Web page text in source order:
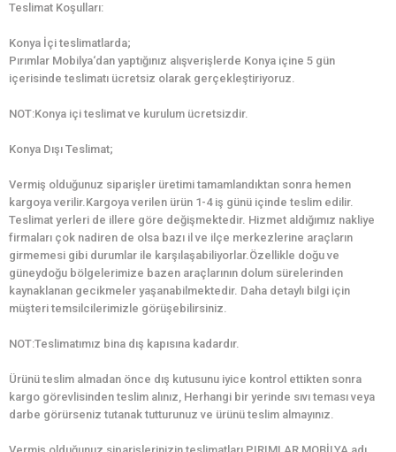
Teslimat Koşulları:
Konya İçi teslimatlarda;
Pırımlar Mobilya‘dan yaptığınız alışverişlerde Konya içine 5 gün
içerisinde teslimatı ücretsiz olarak gerçekleştiriyoruz.
NOT:Konya içi teslimat ve kurulum ücretsizdir.
Konya Dışı Teslimat;
Vermiş olduğunuz siparişler üretimi tamamlandıktan sonra hemen
kargoya verilir.Kargoya verilen ürün 1-4 iş günü içinde teslim edilir.
Teslimat yerleri de illere göre değişmektedir. Hizmet aldığımız nakliye
firmaları çok nadiren de olsa bazı il ve ilçe merkezlerine araçların
girmemesi gibi durumlar ile karşılaşabiliyorlar.Özellikle doğu ve
güneydoğu bölgelerimize bazen araçlarının dolum sürelerinden
kaynaklanan gecikmeler yaşanabilmektedir. Daha detaylı bilgi için
müşteri temsilcilerimizle görüşebilirsiniz.
NOT:Teslimatımız bina dış kapısına kadardır.
Ürünü teslim almadan önce dış kutusunu iyice kontrol ettikten sonra
kargo görevlisinden teslim alınız, Herhangi bir yerinde sıvı teması veya
darbe görürseniz tutanak tutturunuz ve ürünü teslim almayınız.